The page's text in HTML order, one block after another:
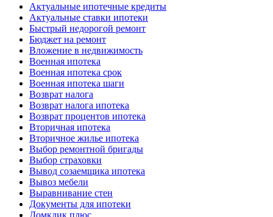
Актуальные ипотечные кредиты
Актуальные ставки ипотеки
Быстрый недорогой ремонт
Бюджет на ремонт
Вложение в недвижимость
Военная ипотека
Военная ипотека срок
Военная ипотека шаги
Возврат налога
Возврат налога ипотека
Возврат процентов ипотека
Вторичная ипотека
Вторичное жилье ипотека
Выбор ремонтной бригады
Выбор страховки
Вывод созаемщика ипотека
Вывоз мебели
Выравнивание стен
Документы для ипотеки
Домклик плюс